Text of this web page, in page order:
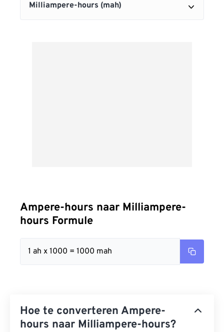
Ampere-hours naar Milliampere-
hours Formule
1 ah x 1000 = 1000 mah
Hoe te converteren Ampere-
hours naar Milliampere-hours?